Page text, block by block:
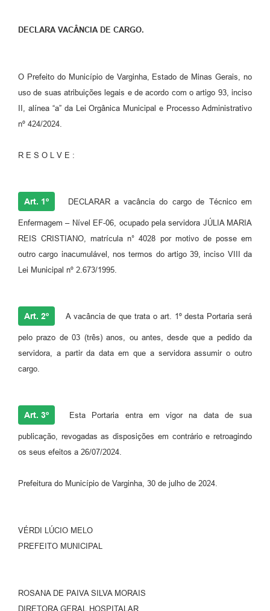
DECLARA VACÂNCIA DE CARGO.
O Prefeito do Município de Varginha, Estado de Minas Gerais, no
uso de suas atribuições legais e de acordo com o artigo 93, inciso
II, alínea “a” da Lei Orgânica Municipal e Processo Administrativo
nº 424/2024.
R E S O L V E :
Art. 1º DECLARAR a vacância do cargo de Técnico em
Enfermagem – Nível EF-06, ocupado pela servidora JÚLIA MARIA
REIS CRISTIANO, matrícula n° 4028 por motivo de posse em
outro cargo inacumulável, nos termos do artigo 39, inciso VIII da
Lei Municipal nº 2.673/1995.
Art. 2º A vacância de que trata o art. 1º desta Portaria será
pelo prazo de 03 (três) anos, ou antes, desde que a pedido da
servidora, a partir da data em que a servidora assumir o outro
cargo.
Art. 3º Esta Portaria entra em vigor na data de sua
publicação, revogadas as disposições em contrário e retroagindo
os seus efeitos a 26/07/2024.
Prefeitura do Município de Varginha, 30 de julho de 2024.
VÉRDI LÚCIO MELO
PREFEITO MUNICIPAL
ROSANA DE PAIVA SILVA MORAIS
DIRETORA GERAL HOSPITALAR